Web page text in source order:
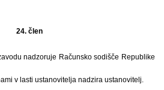
24. člen
nadzoruje Računsko sodišče Republike
v lasti ustanovitelja nadzira ustanovitelj.